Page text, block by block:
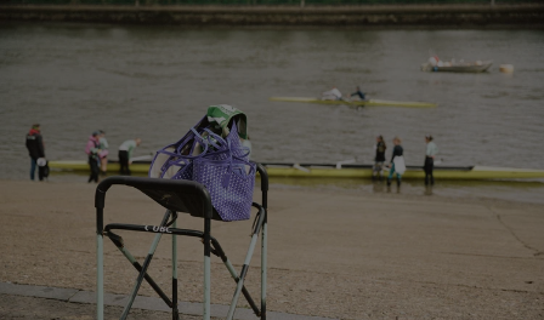
CANVAS
PURPLE CANVAS M
MIGNON
THE ATELIER